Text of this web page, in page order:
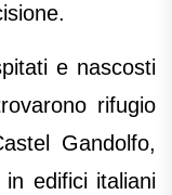
e nascosti
rifugio
Gandolfo,
edifici italiani